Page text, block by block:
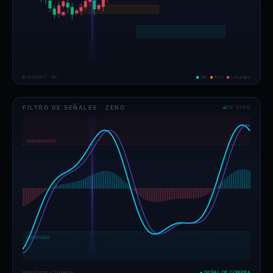
distribución del smart money derivadas de los Smart
Money Concepts: la misma lógica que usan las
mesas de trading profesionales de todo el mundo.
BTC/USDT · 4H ■ OB ■ FVG ■ Liquidez
⚡
Filtrado adaptativo de señales
Filtros personalizables de tendencia, volatilidad,
volumen y momentum te permiten ajustar la
sensibilidad de las señales a tu estrategia y a tu
FILTRO DE SEÑALES · ZENO EN VIVO